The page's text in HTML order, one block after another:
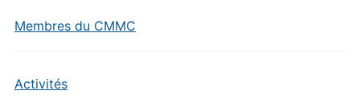
Membres du CMMC
Activités